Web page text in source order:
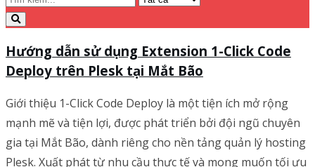
Hướng dẫn sử dụng Extension 1-Click Code
Deploy trên Plesk tại Mắt Bão
Giới thiệu 1-Click Code Deploy là một tiện ích mở rộng
mạnh mẽ và tiện lợi, được phát triển bởi đội ngũ chuyên
gia tại Mắt Bão, dành riêng cho nền tảng quản lý hosting
Plesk. Xuất phát từ nhu cầu thực tế và mong muốn tối ưu